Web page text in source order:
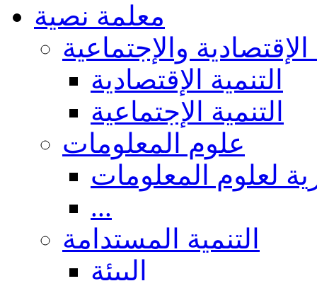
معلمة نصية
الإقتصادية والإجتماعية
التنمية الإقتصادية
التنمية الإجتماعية
علوم المعلومات
لعلوم المعلومات
...
التنمية المستدامة
البيئة